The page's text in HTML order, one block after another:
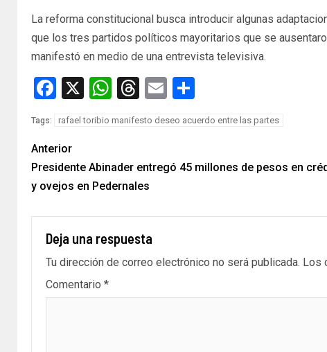
La reforma constitucional busca introducir algunas
que los tres partidos políticos mayoritarios que se
manifestó en medio de una entrevista televisiva.
Facebook
X WhatsApp
Threads
Email
Tags: rafael toribio manifesto deseo acuerdo entre las partes
Anterior
Presidente Abinader entregó 45 millones de pesos en
y ovejos en Pedernales
Deja una respuesta
Tu dirección de correo electrónico no será publicada. Los
Comentario *